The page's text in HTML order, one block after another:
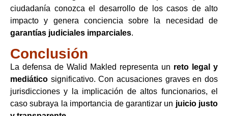
ciudadanía conozca el desarrollo de los casos de alto
impacto y genera conciencia sobre la necesidad de
garantías judiciales imparciales.
Conclusión
La defensa de Walid Makled representa un reto legal y
mediático significativo. Con acusaciones graves en dos
jurisdicciones y la implicación de altos funcionarios, el
caso subraya la importancia de garantizar un juicio justo